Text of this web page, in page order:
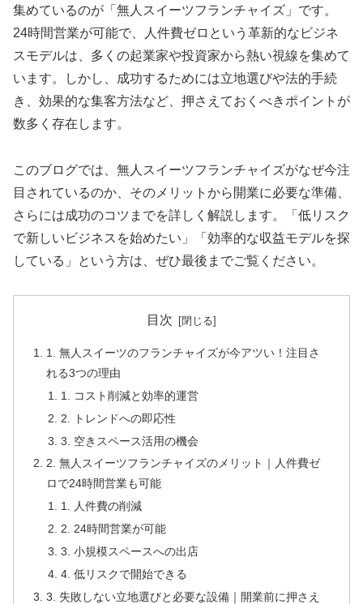
集めているのが「無人スイーツフランチャイズ」です。
24時間営業が可能で、人件費ゼロという革新的なビジネ
スモデルは、多くの起業家や投資家から熱い視線を集めて
います。しかし、成功するためには立地選びや法的手続
き、効果的な集客方法など、押さえておくべきポイントが
数多く存在します。
このブログでは、無人スイーツフランチャイズがなぜ今注
目されているのか、そのメリットから開業に必要な準備、
さらには成功のコツまでを詳しく解説します。「低リスク
で新しいビジネスを始めたい」「効率的な収益モデルを探
している」という方は、ぜひ最後までご覧ください。
目次
1. 無人スイーツのフランチャイズが今アツい！注目さ
れる3つの理由
1. コスト削減と効率的運営
2. トレンドへの即応性
3. 空きスペース活用の機会
2. 無人スイーツフランチャイズのメリット｜人件費ゼ
ロで24時間営業も可能
1. 人件費の削減
2. 24時間営業が可能
3. 小規模スペースへの出店
4. 低リスクで開始できる
3. 失敗しない立地選びと必要な設備｜開業前に押さえ